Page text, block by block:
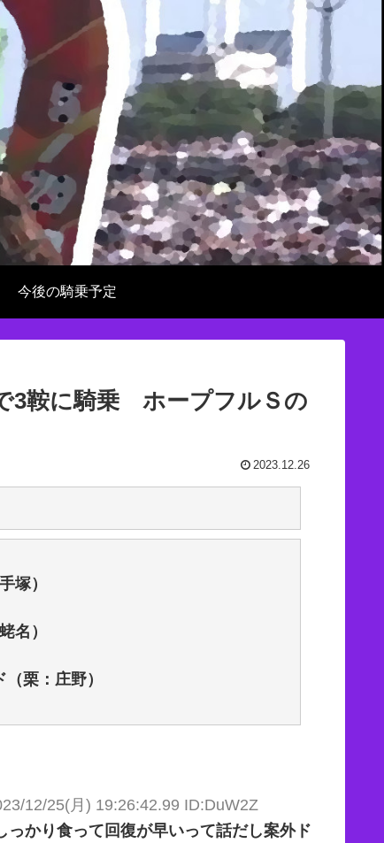
今後の騎乗予定
3鞍に騎乗 ホープフルＳの
2023.12.26
塚）
名）
栗：庄野）
12/25(月) 19:26:42.99 ID:DuW2Z
かり食って回復が早いって話だし案外ド